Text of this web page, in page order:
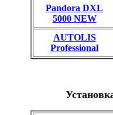
Pandora DXL
5000 NEW
AUTOLIS
Professional